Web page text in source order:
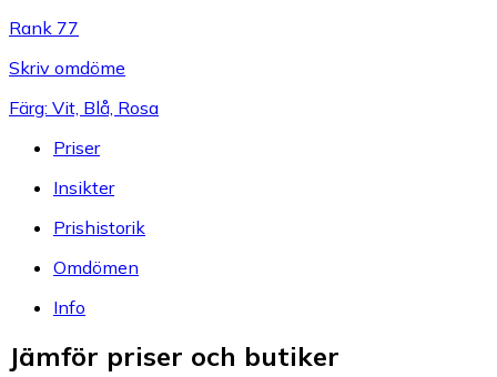
Rank 77
Skriv omdöme
Färg: Vit, Blå, Rosa
Priser
Insikter
Prishistorik
Omdömen
Info
Jämför priser och butiker